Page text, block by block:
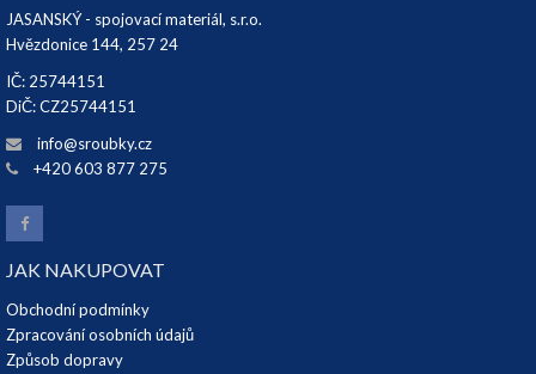
JASANSKÝ - spojovací materiál, s.r.o.
Hvězdonice 144, 257 24
IČ: 25744151
DiČ: CZ25744151
info@sroubky.cz
+420 603 877 275
JAK NAKUPOVAT
Obchodní podmínky
Zpracování osobních údajů
Způsob dopravy